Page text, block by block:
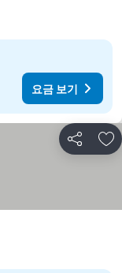
요금 보기
공유 즐